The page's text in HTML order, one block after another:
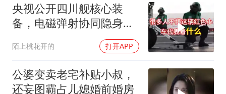
央视公开四川舰核心装
备，电磁弹射协同隐身无
人机，位居世界前列
陌上桃花开的 打开APP
公婆变卖老宅补贴小叔，
还妄图霸占儿媳婚前婚房